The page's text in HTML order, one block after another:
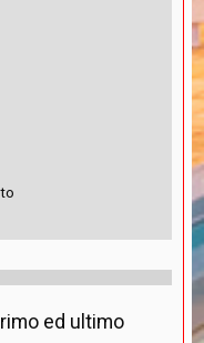
ed ultimo